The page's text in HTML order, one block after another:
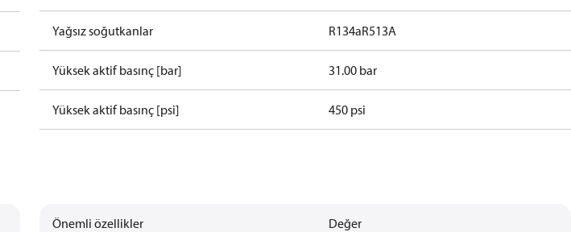
Yağsız soğutkanlar R134aR513A
Yüksek aktif basınç [bar] 31.00 bar
Yüksek aktif basınç [psi] 450 psi
Önemli özellikler Değer